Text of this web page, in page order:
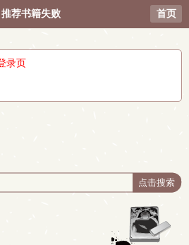
推荐书籍失败 首页
录页